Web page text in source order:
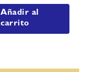
Añadir al
carrito